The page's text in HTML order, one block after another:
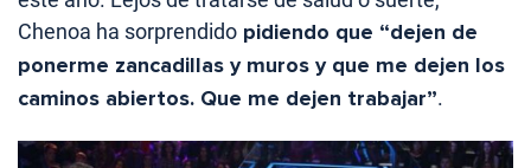
Chenoa ha sorprendido pidiendo que “dejen de
ponerme zancadillas y muros y que me dejen los
caminos abiertos. Que me dejen trabajar”.